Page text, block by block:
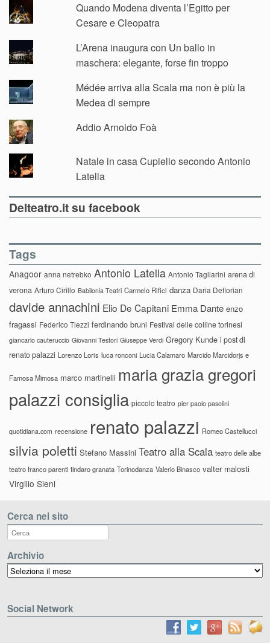
Quando Modena diventa l’Egitto per
Cesare e Cleopatra
L’Arena inaugura con Un ballo in
maschera: elegante, forse fin troppo
Médée arriva alla Scala ma non è più la
Medea di sempre
Addio Arnoldo Foà
Natale in casa Cupiello secondo Antonio
Latella
Delteatro.it su facebook
Tags
Anagoor anna netrebko Antonio Latella Antonio Tagliarini arena di
verona Arturo Cirillo Babilonia Teatri Carmelo Rifici danza Daria Deflorian
davide annachini Elio De Capitani Emma Dante enzo
fragassi Federico Tiezzi ferdinando bruni Festival delle colline torinesi
giancarlo cauteruccio Giovanni Testori Giuseppe Verdi Gregory Kunde i post di
renato palazzi Lorenzo Loris luca ronconi Lucia Calamaro Marcido Marcidorjs e
Famosa Mimosa marco martinelli maria grazia gregori
palazzi consiglia piccolo teatro pier paolo pasolini
quotidiana.com recensione renato palazzi Romeo Castellucci
silvia poletti Stefano Massini Teatro alla Scala teatro delle albe
teatro franco parenti tindaro granata Torinodanza Valerio Binasco valter malosti
Virgilio Sieni
Cerca nel sito
Archivio
Archivio
Social Network